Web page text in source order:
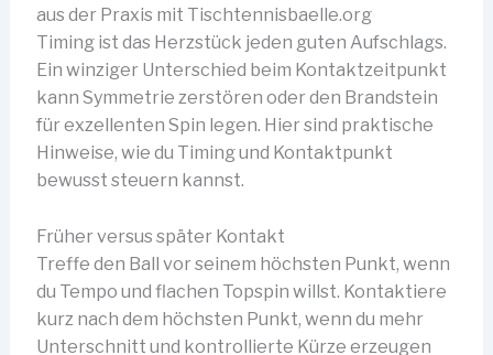
aus der Praxis mit Tischtennisbaelle.org
Timing ist das Herzstück jeden guten Aufschlags.
Ein winziger Unterschied beim Kontaktzeitpunkt
kann Symmetrie zerstören oder den Brandstein
für exzellenten Spin legen. Hier sind praktische
Hinweise, wie du Timing und Kontaktpunkt
bewusst steuern kannst.
Früher versus später Kontakt
Treffe den Ball vor seinem höchsten Punkt, wenn
du Tempo und flachen Topspin willst. Kontaktiere
kurz nach dem höchsten Punkt, wenn du mehr
Unterschnitt und kontrollierte Kürze erzeugen